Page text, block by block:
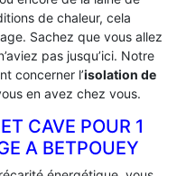
de chaleur, cela
Sachez que vous allez
pas jusqu’ici. Notre
concerner l’isolation de
en avez chez vous.
CAVE POUR 1
A BETPOUEY